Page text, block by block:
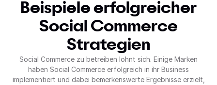
Beispiele erfolgreicher
Social Commerce
Strategien
Social Commerce zu betreiben lohnt sich. Einige Marken
haben Social Commerce erfolgreich in ihr Business
implementiert und dabei bemerkenswerte Ergebnisse erzielt,